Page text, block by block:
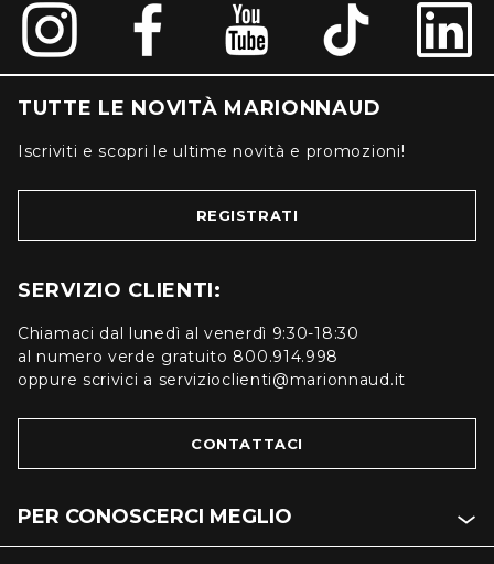
TUTTE LE NOVITÀ MARIONNAUD
Iscriviti e scopri le ultime novità e promozioni!
REGISTRATI
SERVIZIO CLIENTI:
Chiamaci dal lunedì al venerdì 9:30-18:30
al numero verde gratuito 800.914.998
oppure scrivici a servizioclienti@marionnaud.it
CONTATTACI
PER CONOSCERCI MEGLIO